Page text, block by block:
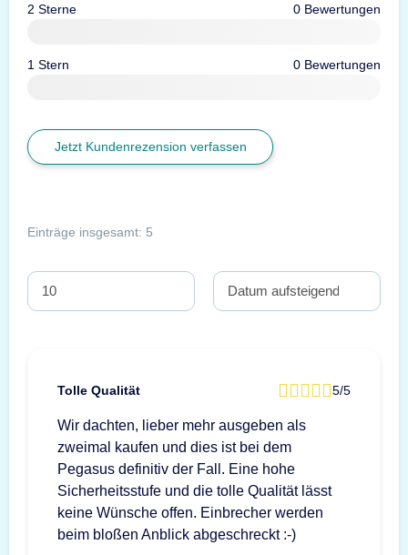
2 Sterne 0 Bewertungen
1 Stern 0 Bewertungen
Jetzt Kundenrezension verfassen
Einträge insgesamt: 5
Tolle Qualität 5/5
Wir dachten, lieber mehr ausgeben als
zweimal kaufen und dies ist bei dem
Pegasus definitiv der Fall. Eine hohe
Sicherheitsstufe und die tolle Qualität lässt
keine Wünsche offen. Einbrecher werden
beim bloßen Anblick abgeschreckt :-)